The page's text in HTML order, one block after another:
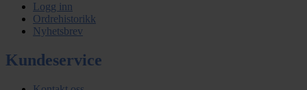
Logg inn
Ordrehistorikk
Nyhetsbrev
Kundeservice